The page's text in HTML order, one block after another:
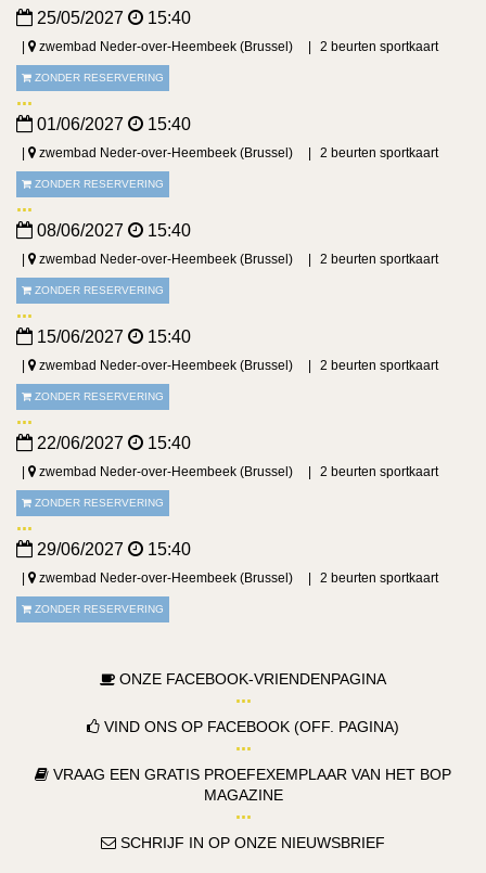
25/05/2027 15:40
zwembad Neder-over-Heembeek (Brussel) 2 beurten sportkaart
ZONDER RESERVERING
01/06/2027 15:40
zwembad Neder-over-Heembeek (Brussel) 2 beurten sportkaart
ZONDER RESERVERING
08/06/2027 15:40
zwembad Neder-over-Heembeek (Brussel) 2 beurten sportkaart
ZONDER RESERVERING
15/06/2027 15:40
zwembad Neder-over-Heembeek (Brussel) 2 beurten sportkaart
ZONDER RESERVERING
22/06/2027 15:40
zwembad Neder-over-Heembeek (Brussel) 2 beurten sportkaart
ZONDER RESERVERING
29/06/2027 15:40
zwembad Neder-over-Heembeek (Brussel) 2 beurten sportkaart
ZONDER RESERVERING
ONZE FACEBOOK-VRIENDENPAGINA
VIND ONS OP FACEBOOK (OFF. PAGINA)
VRAAG EEN GRATIS PROEFEXEMPLAAR VAN HET BOP
MAGAZINE
SCHRIJF IN OP ONZE NIEUWSBRIEF